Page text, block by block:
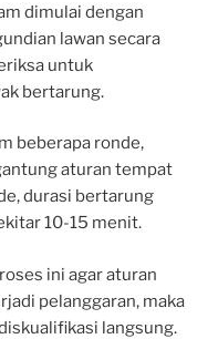
dimulai dengan
lawan secara
untuk
bertarung.
beberapa ronde,
aturan tempat
durasi bertarung
10-15 menit.
ini agar aturan
pelanggaran, maka
langsung.